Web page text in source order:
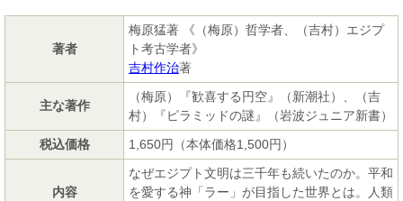
著者
梅原猛著 《（梅原）哲学者、（吉村）エジプ
ト考古学者》
吉村作治著
主な著作
（梅原）『歓喜する円空』（新潮社）、（吉
村）『ピラミッドの謎』（岩波ジュニア新書）
税込価格
1,650円（本体価格1,500円）
内容
なぜエジプト文明は三千年も続いたのか。平和
を愛する神「ラー」が目指した世界とは。人類